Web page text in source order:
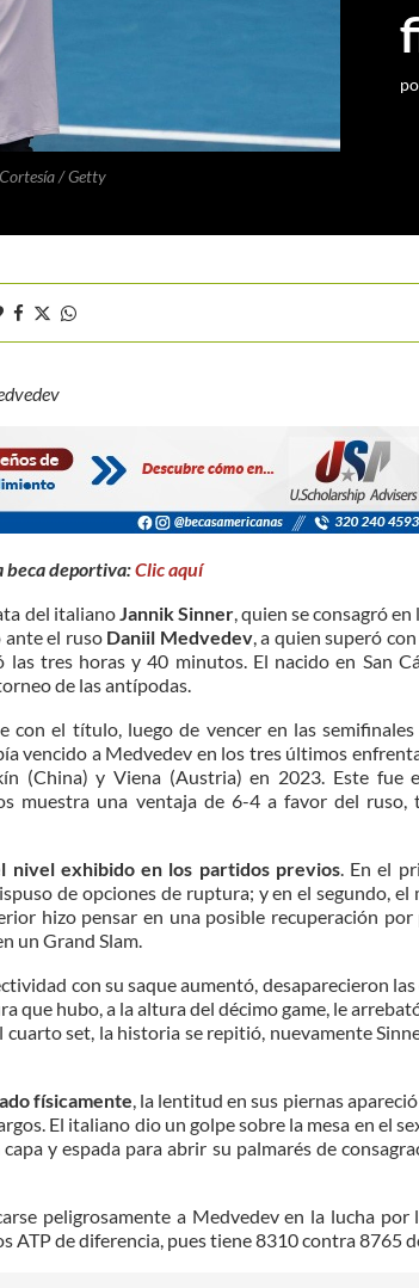
/ Getty
beca deportiva:Clic aquí
del italiano Jannik Sinner, quien se consagró en
ante el ruso Daniil Medvedev, a quien superó
tres horas y 40 minutos. El nacido en San
de las antípodas.
con el título, luego de vencer en las
vencido a Medvedev en los tres últimos
(China) y Viena (Austria) en 2023. Este fue
muestra una ventaja de 6-4 a favor del ruso,
nivel exhibido en los partidos previos. En el
de opciones de ruptura; y en el segundo, el
hizo pensar en una posible recuperación por
un Grand Slam.
con su saque aumentó, desaparecieron
que hubo, a la altura del décimo game, le
set, la historia se repitió, nuevamente
físicamente , la lentitud en sus piernas
El italiano dio un golpe sobre la mesa en el
y espada para abrir su palmarés de
peligrosamente a Medvedev en la lucha por
ATP de diferencia, pues tiene 8310 contra 8765